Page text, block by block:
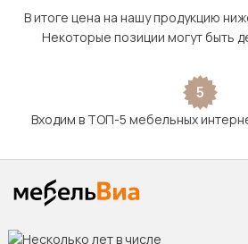
В итоге цена на нашу продукцию
Некоторые позиции могут быть
5
Входим в ТОП-5 мебельных